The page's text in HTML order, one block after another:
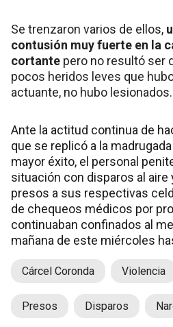
Se trenzaron varios de ellos,
contusión muy fuerte en la
cortante pero no resultó ser
pocos heridos leves que
actuante, no hubo lesionados.
Ante la actitud continua de
que se replicó a la
mayor éxito, el personal
situación con disparos al aire
presos a sus respectivas
de chequeos médicos por
continuaban confinados al
mañana de este miércoles
Cárcel Coronda Violencia
Presos Disparos